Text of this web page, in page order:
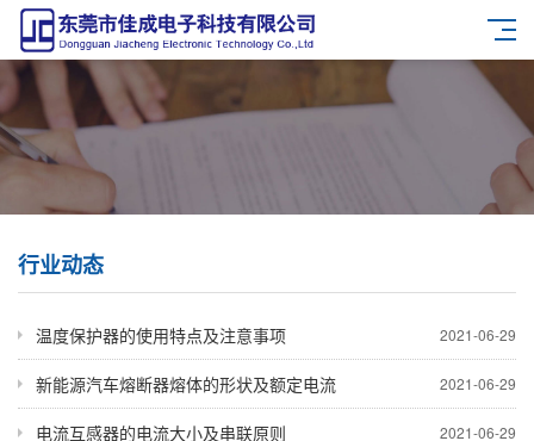
行业动态
2021-06-29
温度保护器的使用特点及注意事项
2021-06-29
新能源汽车熔断器熔体的形状及额定电流
2021-06-29
电流互感器的电流大小及串联原则